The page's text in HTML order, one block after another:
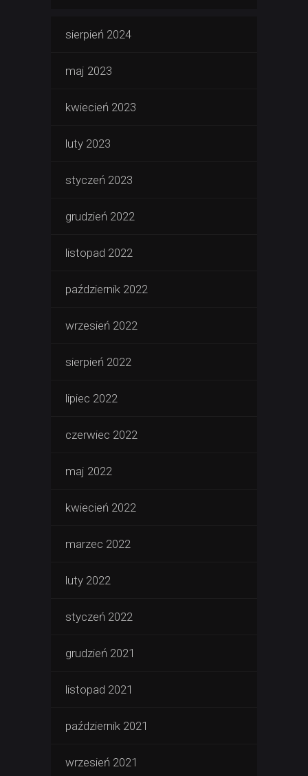
sierpień 2024
maj 2023
kwiecień 2023
luty 2023
styczeń 2023
grudzień 2022
listopad 2022
październik 2022
wrzesień 2022
sierpień 2022
lipiec 2022
czerwiec 2022
maj 2022
kwiecień 2022
marzec 2022
luty 2022
styczeń 2022
grudzień 2021
listopad 2021
październik 2021
wrzesień 2021